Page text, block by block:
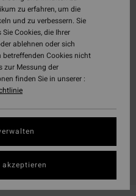
zu erfahren, um die
und zu verbessern. Sie
Cookies, die Ihrer
ablehnen oder sich
betreffenden Cookies nicht
zur Messung der
finden Sie in unserer :